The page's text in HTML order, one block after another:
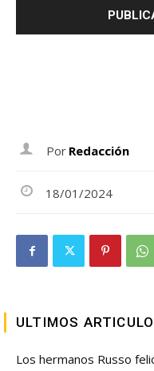
Por Redacción
18/01/2024
ULTIMOS
Los hermanos Russo